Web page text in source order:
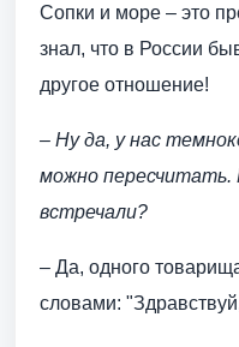
Сопки и море – это
знал, что в России
другое отношение!
– Ну да, у нас
можно пересчитать.
встречали?
– Да, одного
словами: